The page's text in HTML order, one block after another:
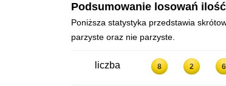
Podsumowanie losowań
Poniższa statystyka przedstawia
parzyste oraz nie parzyste.
liczba 8 2 6